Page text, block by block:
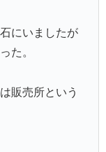
にいましたが
た。
販売所という